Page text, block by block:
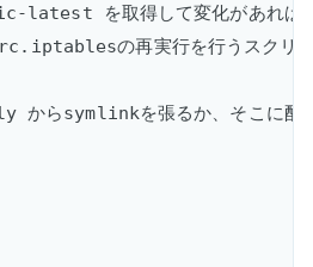
を取得して変化があれば
の再実行を行うスクリ
symlinkを張るか、そこに配